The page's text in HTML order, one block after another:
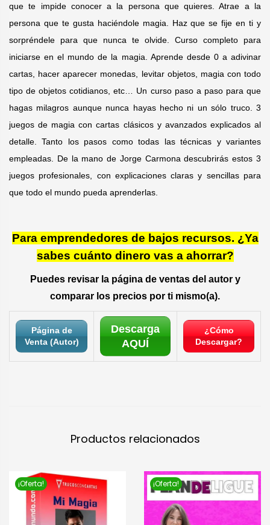
que te impide conocer a la persona que quieres. Atrae a la
persona que te gusta haciéndole magia. Haz que se fije en ti y
sorpréndele para que nunca te olvide. Curso completo para
iniciarse en el mundo de la magia. Aprende desde 0 a adivinar
cartas, hacer aparecer monedas, levitar objetos, magia con todo
tipo de objetos cotidianos, etc… Un curso paso a paso para que
hagas milagros aunque nunca hayas hecho ni un sólo truco. 3
juegos de magia con cartas clásicos y avanzados explicados al
detalle. Tanto los pasos como todas las técnicas y variantes
empleadas. De la mano de Jorge Carmona descubrirás estos 3
juegos profesionales, con explicaciones claras y sencillas para
que todo el mundo pueda aprenderlas.
Para emprendedores de bajos recursos. ¿Ya
sabes cuánto dinero vas a ahorrar?
Puedes revisar la página de ventas del autor y
comparar los precios por ti mismo(a).
Página de
Venta (Autor)
Descarga
AQUÍ
¿Cómo
Descargar?
Productos relacionados
¡Oferta! ¡Oferta!